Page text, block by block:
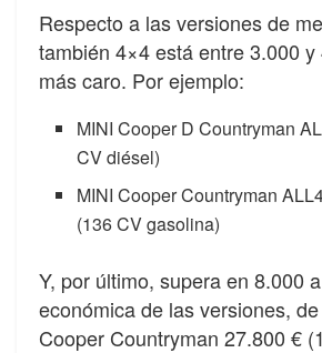
Respecto a las versiones de
también 4×4 está entre 3.000
más caro. Por ejemplo:
MINI Cooper D Countryman
CV diésel)
MINI Cooper Countryman
(136 CV gasolina)
Y, por último, supera en 8.000
económica de las versiones,
Cooper Countryman 27.800 €